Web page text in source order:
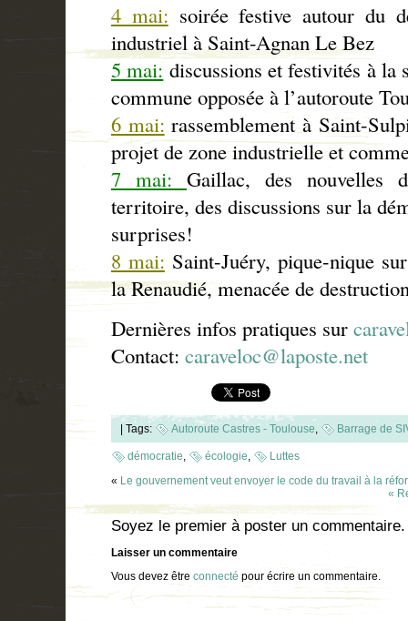
4 mai: soirée festive autour du
industriel à Saint-Agnan Le Bez
5 mai:discussions et festivités à la
commune opposée à l’autoroute
6 mai: rassemblement à Saint-
projet de zone industrielle et
7 mai: Gaillac, des nouvelles
territoire, des discussions sur la
surprises!
8 mai: Saint-Juéry, pique-nique
la Renaudié, menacée de
Dernières infos pratiques sur
Contact: caraveloc@laposte.net
Tags: Autoroute Castres - Toulouse, Barrage de
démocratie, écologie,
Luttes
« Le gouvernement veut envoyer le code du travail à la
«
Soyez le premier à poster un commentaire.
Laisser un commentaire
Vous devez être connecté pour écrire un commentaire.